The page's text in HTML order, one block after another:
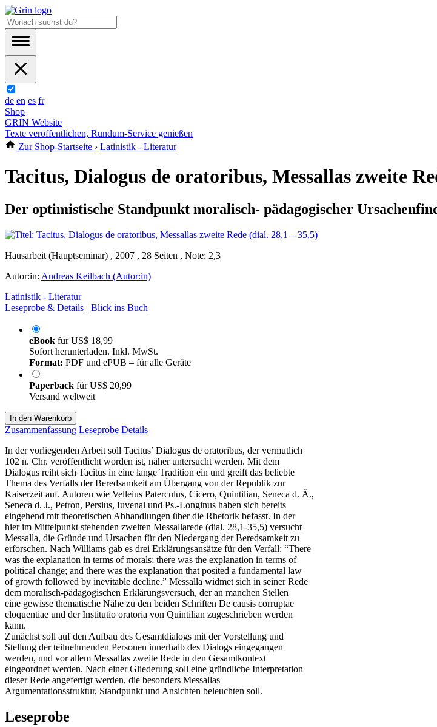
de en es fr
Shop
GRIN Website
Texte veröffentlichen, Rundum-Service genießen
Zur Shop-Startseite › Latinistik - Literatur
Tacitus, Dialogus de oratoribus, Messallas zweite
Der optimistische Standpunkt moralisch- pädagogischer
Hausarbeit (Hauptseminar) , 2007 , 28 Seiten , Note: 2,3
Autor:in: Andreas Keilbach (Autor:in)
Latinistik - Literatur
Leseprobe & Details
Blick ins Buch
eBook fürUS$ 18,99
Sofort herunterladen. Inkl. MwSt.
Format: PDF und ePUB – für alle Geräte
Paperback fürUS$ 20,99
Versand weltweit
In den Warenkorb
Zusammenfassung Leseprobe Details
In der vorliegenden Arbeit soll Tacitus’ Dialogus de oratoribus, der vermutlich
102 n. Chr. veröffentlicht worden ist, näher untersucht werden. Mit dem
Dialogus reiht sich Tacitus in eine lange Tradition ein und greift das beliebte
Thema des Verfalls der Beredsamkeit am Übergang von der Republik zur
Kaiserzeit auf. Autoren wie Velleius Paterculus, Cicero, Quintilian, Seneca d. Ä.,
Seneca d. J., Petron, Persius, Iuvenal und Ps.-Longinus haben sich bereits
eingehend mit theoretischen Abhandlungen über die Rhetorik befasst. In der
hier im Mittelpunkt stehenden zweiten Messallarede (dial. 28,1-35,5) versucht
Messalla, die Gründe und Ursachen für den Niedergang der Beredsamkeit zu
erforschen. Nach Williams gab es drei Erklärungsansätze für den Verfall: “There
was the explanation in terms of morals; there was the explanation in terms of
political change; and there was the explanation that posited a fundamental law
of growth followed by inevitable decline.” Messalla widmet sich in seiner Rede
dem moralisch-pädagogischen Erklärungsversuch, der an manchen Stellen
eine gewisse thematische Nähe zu den beiden Schriften De causis corruptae
eloquentiae und der Institutio oratoria von Quintilian zugeschrieben werden
kann.
Zunächst soll auf den Aufbau des Gesamtdialogs mit der Vorstellung und
Stellung der teilnehmenden Personen innerhalb des Dialogs eingegangen
werden, und vor allem Messallas zweite Rede in den Gesamtkontext
eingeordnet werden. Nach einer Gliederung soll eine gründliche Interpretation
dieser Rede angefertigt werden, die besonders Messallas
Argumentationsstruktur, Standpunkt und Ansichten beleuchten soll.
Leseprobe